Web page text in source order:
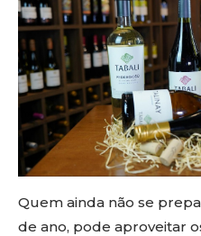
Quem ainda não se
de ano, pode aproveitar